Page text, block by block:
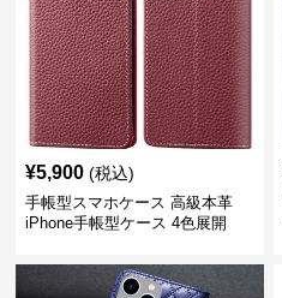
¥5,900 (税込)
手帳型スマホケース 高級本革
iPhone手帳型ケース 4色展開